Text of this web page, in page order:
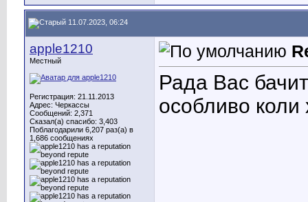
11.07.2023, 06:24
apple1210
Местный
Регистрация: 21.11.2013
Адрес: Черкассы
Сообщений: 2,371
Сказал(а) спасибо: 3,403
Поблагодарили 6,207 раз(а) в
1,686 сообщениях
Рада Вас
особливо коли